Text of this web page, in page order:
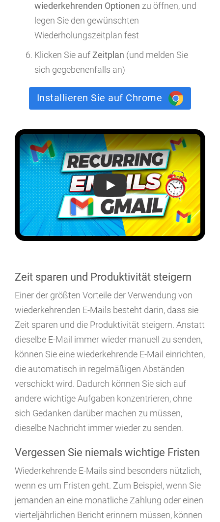
wiederkehrenden Optionen zu öffnen, und
legen Sie den gewünschten
Wiederholungszeitplan fest
Klicken Sie aufZeitplan (und melden Sie
sich gegebenenfalls an)
Installieren Sie auf Chrome
Wie man eine wiederkehrende
Zeit sparen und Produktivität steigern
Einer der größten Vorteile der Verwendung von
wiederkehrenden E-Mails besteht darin, dass sie
Zeit sparen und die Produktivität steigern. Anstatt
dieselbe E-Mail immer wieder manuell zu senden,
können Sie eine wiederkehrende E-Mail einrichten,
die automatisch in regelmäßigen Abständen
verschickt wird. Dadurch können Sie sich auf
andere wichtige Aufgaben konzentrieren, ohne
sich Gedanken darüber machen zu müssen,
dieselbe Nachricht immer wieder zu senden.
Vergessen Sie niemals wichtige Fristen
Wiederkehrende E-Mails sind besonders nützlich,
wenn es um Fristen geht. Zum Beispiel, wenn Sie
jemanden an eine monatliche Zahlung oder einen
vierteljährlichen Bericht erinnern müssen, können